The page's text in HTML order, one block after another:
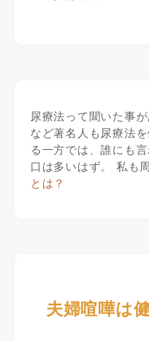
尿療法って聞いた事
など著名人も尿療法
る一方では、誰にも
口は多いはず。 私も
とは？
夫婦喧嘩は